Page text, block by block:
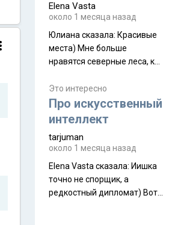
производителя. Новинка
получила двухслойную
конструкцию с отдельным
внешним тентом и сетчатой
внутренней палаткой, а ее
комплектации составляет
около 845 г. Палатка весит
менее
Elena Vasta
около 1 месяца назад
Юлиана сказалa: Красивые
места) Мне больше
нравятся северные леса, как
южной тайги
Это интересно
Про искусственный
интеллект
tarjuman
около 1 месяца назад
Elena Vasta сказалa: Иишка
точно не спорщик, а
редкостный дипломат) Вот,